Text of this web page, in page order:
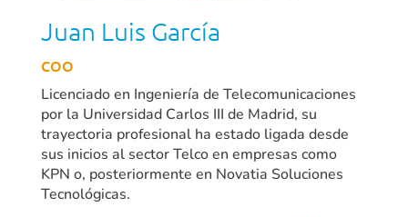
Juan Luis García
COO
Licenciado en Ingeniería de Telecomunicaciones
por la Universidad Carlos III de Madrid, su
trayectoria profesional ha estado ligada desde
sus inicios al sector Telco en empresas como
KPN o, posteriormente en Novatia Soluciones
Tecnológicas.